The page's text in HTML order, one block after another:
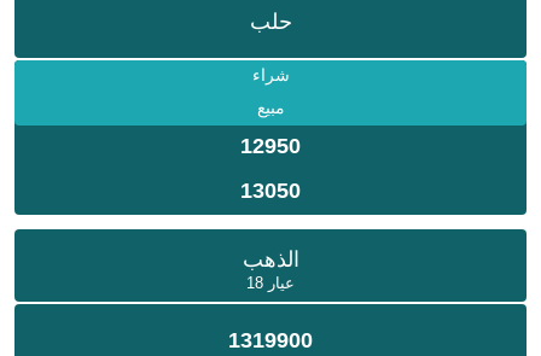
حلب
شراء
مبيع
12950
13050
الذهب
عيار 18
1319900